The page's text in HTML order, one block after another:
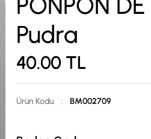
Pudra
40.00 TL
Ürün Kodu : BM002709